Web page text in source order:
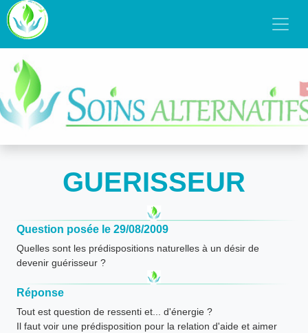
GUERISSEUR
Question posée le 29/08/2009
Quelles sont les prédispositions naturelles à un désir de
devenir guérisseur ?
Réponse
Tout est question de ressenti et... d'énergie ?
Il faut voir une prédisposition pour la relation d'aide et aimer